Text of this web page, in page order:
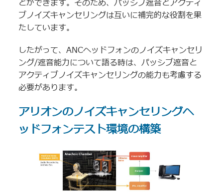
とができます。そのため、パッシブ遮音とアクティ
ブノイズキャンセリングは互いに補完的な役割を果
たしています。
したがって、ANCヘッドフォンのノイズキャンセリ
ング/遮音能力について語る時は、パッシブ遮音と
アクティブノイズキャンセリングの能力も考慮する
必要があります。
アリオンのノイズキャンセリングヘ
ッドフォンテスト環境の構築